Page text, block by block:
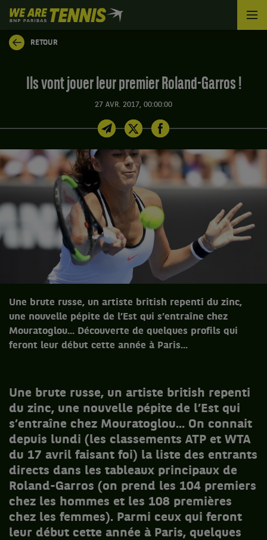
We
are
Tennis
by
Accueil
RETOUR
Ils vont jouer leur premier Roland-Garros !
27 AVR. 2017, 00:00:00
Une brute russe, un artiste british repenti du zinc,
une nouvelle pépite de l’Est qui s’entraîne chez
Mouratoglou... Découverte de quelques profils qui
feront leur début cette année à Paris...
Une brute russe, un artiste british repenti
du zinc, une nouvelle pépite de l’Est qui
s’entraîne chez Mouratoglou... On connait
depuis lundi (les classements ATP et WTA
du 17 avril faisant foi) la liste des entrants
directs dans les tableaux principaux de
Roland-Garros (on prend les 104 premiers
chez les hommes et les 108 premières
chez les femmes). Parmi ceux qui feront
leur début cette année à Paris, quelques